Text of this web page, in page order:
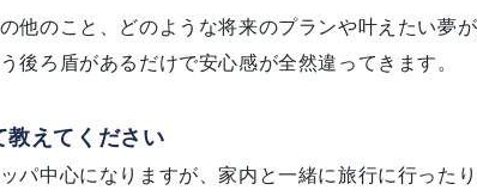
他のこと、どのような将来のプランや叶えたい夢
後ろ盾があるだけで安心感が全然違ってきます。
教えてください
パ中心になりますが、家内と一緒に旅行に行った